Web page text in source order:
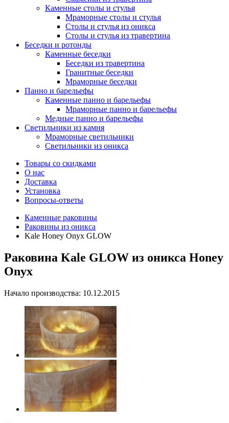
Каменные столы и стулья
Мраморные столы и стулья
Столы и стулья из оникса
Столы и стулья из травертина
Беседки и ротонды
Каменные беседки
Беседки из травертина
Гранитные беседки
Мраморные беседки
Панно и барельефы
Каменные панно и барельефы
Мраморные панно и барельефы
Медные панно и барельефы
Светильники из камня
Мраморные светильники
Светильники из оникса
Товары со скидками
О нас
Доставка
Установка
Вопросы-ответы
Каменные раковины
Раковины из оникса
Kale Honey Onyx GLOW
Раковина Kale GLOW из оникса Honey
Onyx
Начало производства: 10.12.2015